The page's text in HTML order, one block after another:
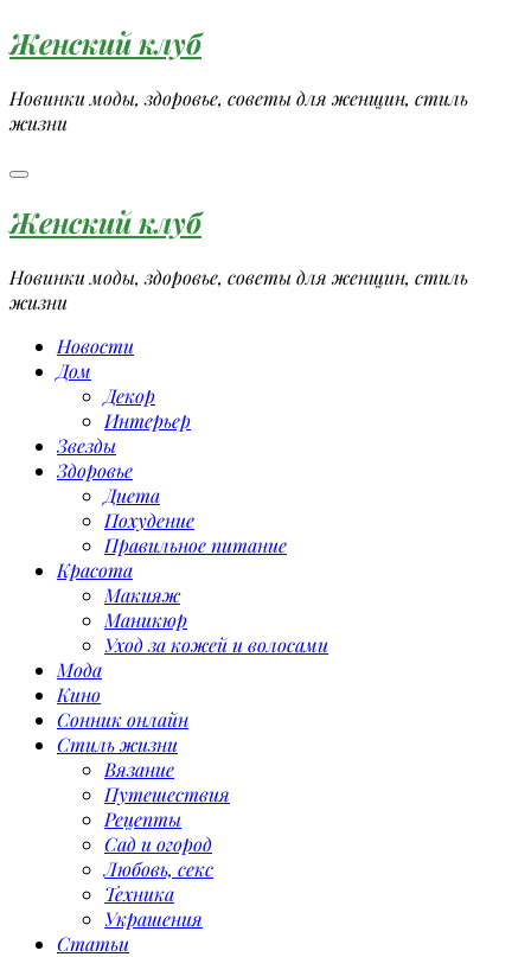
Перейти
к
содержимому
Женский клуб
Новинки моды, здоровье, советы для женщин, стиль
жизни
Женский клуб
Новинки моды, здоровье, советы для женщин, стиль
жизни
Новости
Дом
Декор
Интерьер
Звезды
Здоровье
Диета
Похудение
Правильное питание
Красота
Макияж
Маникюр
Уход за кожей и волосами
Мода
Кино
Сонник онлайн
Стиль жизни
Вязание
Путешествия
Рецепты
Сад и огород
Любовь, секс
Техника
Украшения
Статьи